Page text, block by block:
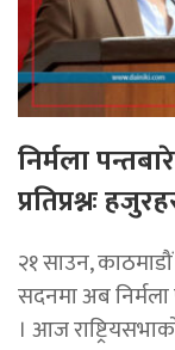
निर्मला
प्रतिप्रश्नः
२१ साउन,
सदनमा अब
। आज